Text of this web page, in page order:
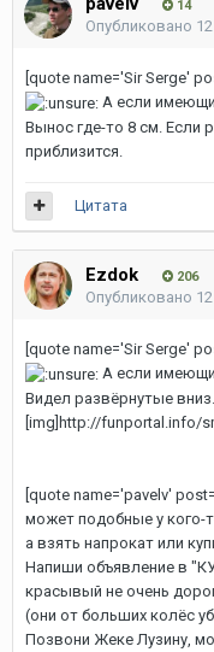
14
Опубликовано
[quote name='Sir Serge'
А если
Вынос где-то 8 см. Если
приблизится.
Цитата
Ezdok 206
Опубликовано
[quote name='Sir Serge'
А если
Видел развёрнутые
[img]http://funportal.info/
[quote name='pavelv'
может подобные у кого-
а взять напрокат или
Напиши объявление в
красывый не очень
(они от больших колёс
Позвони Жеке Лузину,